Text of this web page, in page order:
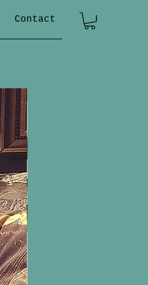
Contact